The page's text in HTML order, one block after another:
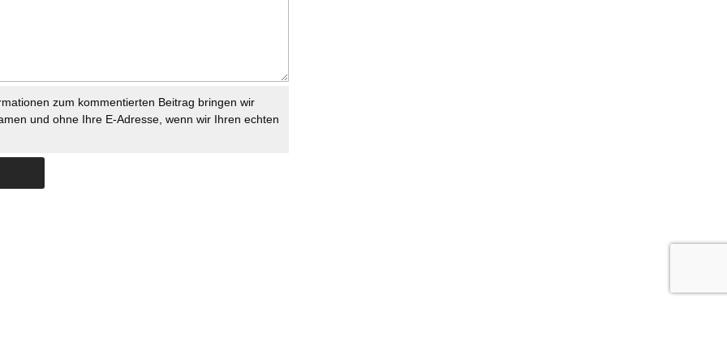
zum kommentierten Beitrag bringen wir
und ohne Ihre E-Adresse, wenn wir Ihren echten